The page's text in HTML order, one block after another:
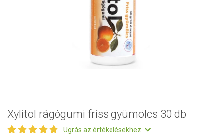
Xylitol rágógumi friss gyümölcs 30 db
Ugrás az értékelésekhez